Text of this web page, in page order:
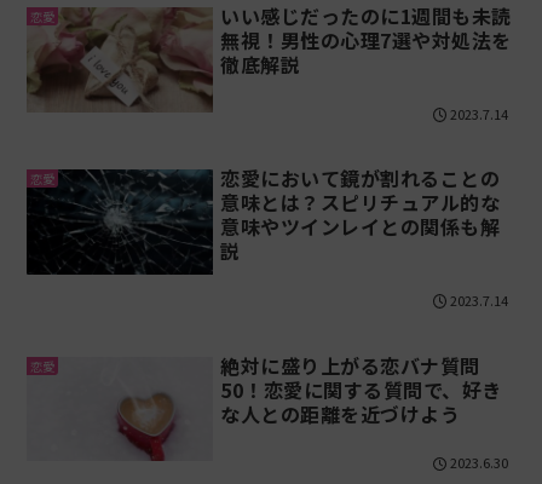
恋愛
いい感じだったのに1週間も未読
無視！男性の心理7選や対処法を
徹底解説
2023.7.14
恋愛
恋愛において鏡が割れることの
意味とは？スピリチュアル的な
意味やツインレイとの関係も解
説
2023.7.14
恋愛
絶対に盛り上がる恋バナ質問
50！恋愛に関する質問で、好き
な人との距離を近づけよう
2023.6.30